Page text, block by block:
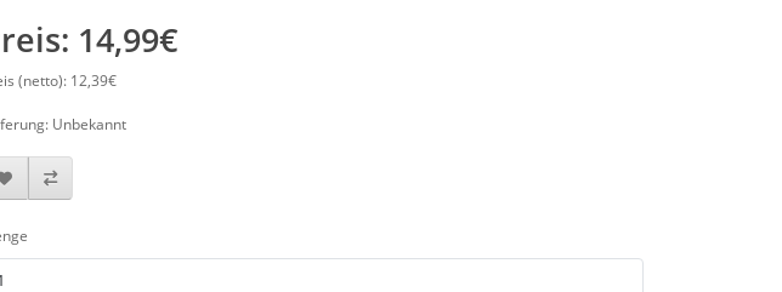
14,99€
(netto): 12,39€
Unbekannt